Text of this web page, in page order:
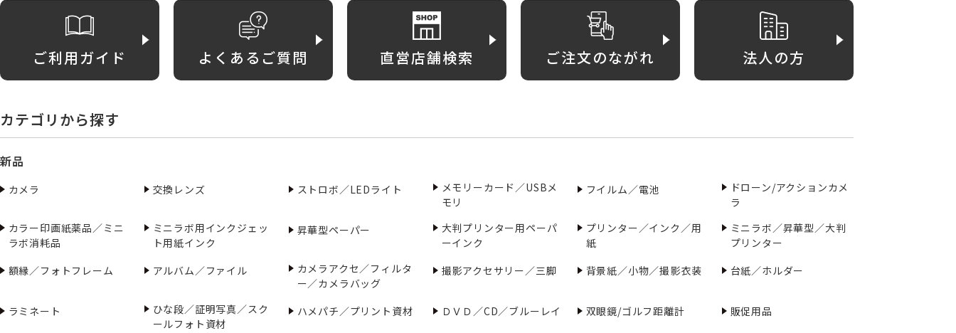
ご利用ガイド よくあるご質問 直営店舗検索 ご注文のながれ 法人の方
カテゴリから探す
新品
カメラ 交換レンズ ストロボ／LEDライト
メモリーカード／USBメ
モリ
フイルム／電池
ドローン/アクションカメ
ラ
カラー印画紙薬品／ミニ
ラボ消耗品
ミニラボ用インクジェッ
ト用紙インク
昇華型ペーパー
大判プリンター用ペーパ
ーインク
プリンター／インク／用
紙
ミニラボ／昇華型／大判
プリンター
額縁／フォトフレーム
アルバム／ファイル
カメラアクセ／フィルタ
ー／カメラバッグ
撮影アクセサリー／三脚 背景紙／小物／撮影衣装 台紙／ホルダー
ラミネート
ひな段／証明写真／スク
ールフォト資材
ハメパチ／プリント資材 ＤＶＤ／CD／ブルーレイ 双眼鏡/ゴルフ距離計 販促用品